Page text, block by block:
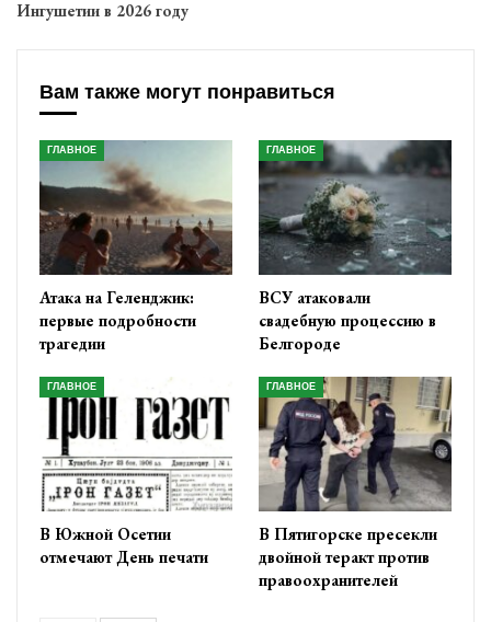
Ингушетии в 2026 году
Вам также могут понравиться
ГЛАВНОЕ
Атака на Геленджик:
первые подробности
трагедии
ГЛАВНОЕ
ВСУ атаковали
свадебную процессию в
Белгороде
ГЛАВНОЕ
В Южной Осетии
отмечают День печати
ГЛАВНОЕ
В Пятигорске пресекли
двойной теракт против
правоохранителей